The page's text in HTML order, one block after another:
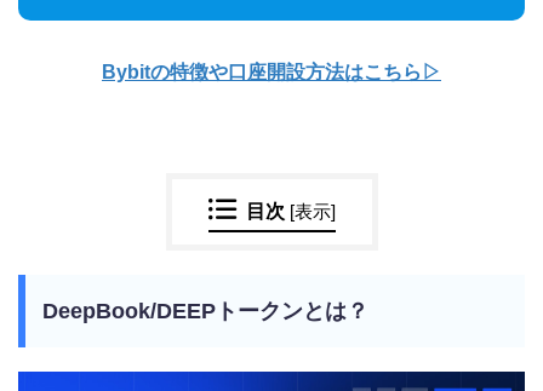
Bybitの特徴や口座開設方法はこちら▷
目次 [表示]
DeepBook/DEEPトークンとは？